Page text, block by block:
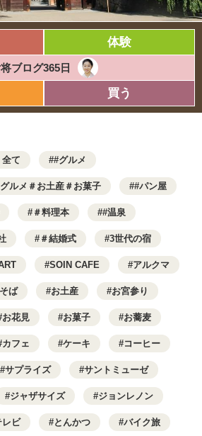
体験
ブログ365日
買う
全て #グルメ
ルメ＃お土産＃お菓子 #パン屋
＃料理本 #温泉
＃結婚式 3世代の宿
SOIN CAFE アルクマ
ば お土産 お宮参り
お花見 お菓子 お蕎麦
カフェ ケーキ コーヒー
サプライズ サントミューゼ
ジャザサイズ ジョンレノン
レビ とんかつ バイク旅